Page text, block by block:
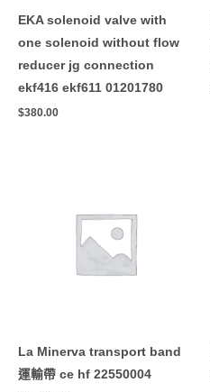
EKA solenoid valve with
one solenoid without flow
reducer jg connection
ekf416 ekf611 01201780
$380.00
La Minerva transport band
運輸帶 ce hf 22550004